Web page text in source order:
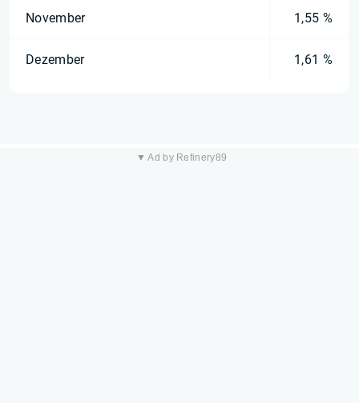
November 1,55 %
Dezember 1,61 %
▼ Ad by Refinery89